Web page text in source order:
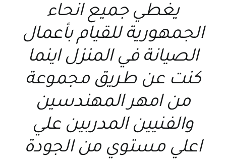
يغطي جميع انحاء
الجمهورية للقيام بأعمال
الصيانة في المنزل اينما
كنت عن طريق مجموعة
من امهر المهندسين
والفنيين المدربين علي
اعلي مستوي من الجودة